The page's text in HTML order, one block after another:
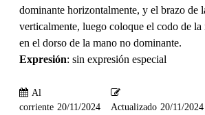
dominante horizontalmente, y el brazo de
verticalmente, luego coloque el codo de la
en el dorso de la mano no dominante.
Expresión: sin expresión especial
Al
corriente 20/11/2024 Actualizado 20/11/2024